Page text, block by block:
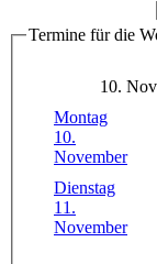
Termine für die
10.
Montag
10.
November
Dienstag
11.
November